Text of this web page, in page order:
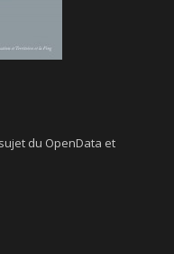
du OpenData et